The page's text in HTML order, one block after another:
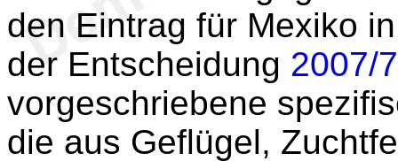
den Eintrag für Mexiko
der Entscheidung 2007/
vorgeschriebene
die aus Geflügel,